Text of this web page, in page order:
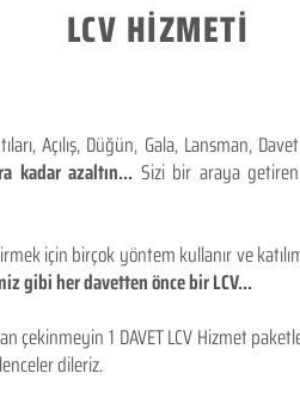
LCV HİZMETİ
Açılış, Düğün, Gala, Lansman,
kadar azaltın... Sizi bir araya
için birçok yöntem kullanır ve
gibi her davetten önce bir LCV...
çekinmeyin 1 DAVET LCV Hizmet
dileriz.